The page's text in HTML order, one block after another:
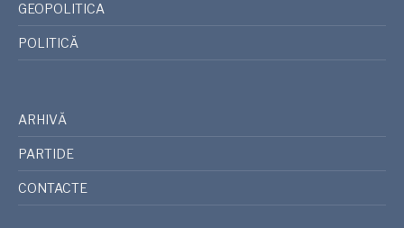
GEOPOLITICA
POLITICĂ
ARHIVĂ
PARTIDE
CONTACTE